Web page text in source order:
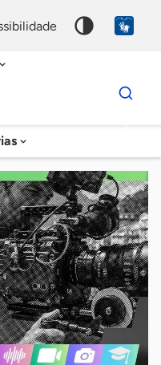
Dados
para
chave